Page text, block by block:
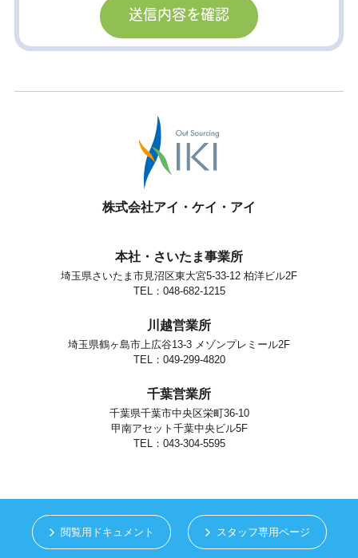
個人情報の利用目的
お客さまからお預かりした個人情報は、当社からのご連絡や業務のご
案内やご質問に対する回答として、電子メールや資料のご送付に利用
当社は、お客さまよりお預かりした個人情報を適切に管理し、次のい
お客さまの同意がある場合
お客さまが希望されるサービスを行なうために当社が業務を委託する
業者に対して開示する場合。
法令に基づき開示することが必要である場合。
個人情報の安全対策
お客さまがご本人の個人情報の照会・修正・削除などをご希望される
場合には、ご本人であることを確認の上、対応させていただきます。
当社は、保有する個人情報に関して適用される日本の法令、その他規
範を遵守するとともに、本ポリシーの内容を適宜見直し、その改善に
当社の個人情報の取扱に関するお問い合せは下記までご連絡くださ
株式会社アイ・ケイ・アイ
株式会社アイ・ケイ・アイ
本社・さいたま事業所
埼玉県さいたま市見沼区東大宮5-33-12 柏洋ビル2F
TEL：048-682-1215
川越営業所
埼玉県鶴ヶ島市上広谷13-3 メゾンプレミール2F
TEL：049-299-4820
千葉営業所
千葉県千葉市中央区栄町36-10
甲南アセット千葉中央ビル5F
TEL：043-304-5595
閲覧用ドキュメント スタッフ専用ページ